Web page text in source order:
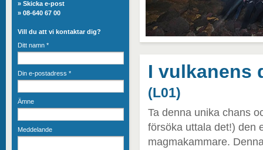
I vulkanens
(L01)
Ta denna unika chans
försöka uttala det!) den
magmakammare.
» Skicka e-post
» 08-640 67 00
Vill du att vi kontaktar dig?
Ditt namn *
Din e-postadress *
Ämne
Meddelande